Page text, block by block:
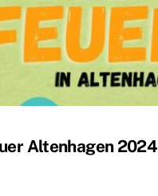
Altenhagen 2024